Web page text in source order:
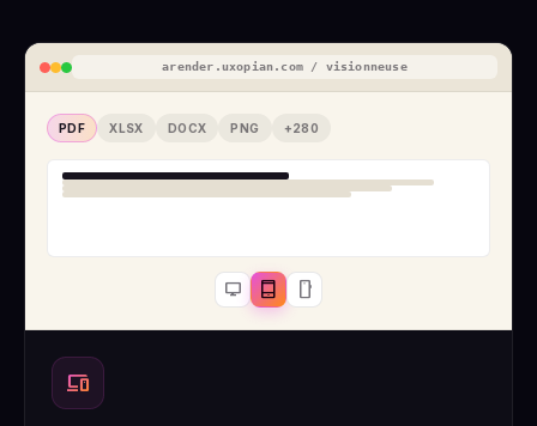
arender.uxopian.com / visionneuse
PDF XLSX DOCX PNG +280
desktop_windows tablet_mac smartphone
devices